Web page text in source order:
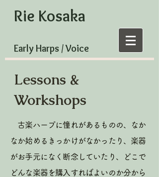
Rie Kosaka
Early Harps / Voice
Lessons &
Workshops
古楽ハープに憧れがあるものの、なか
なか始めるきっかけがなかったり、楽器
がお手元になく断念していたり、どこで
どんな楽器を購入すればよいのか分から